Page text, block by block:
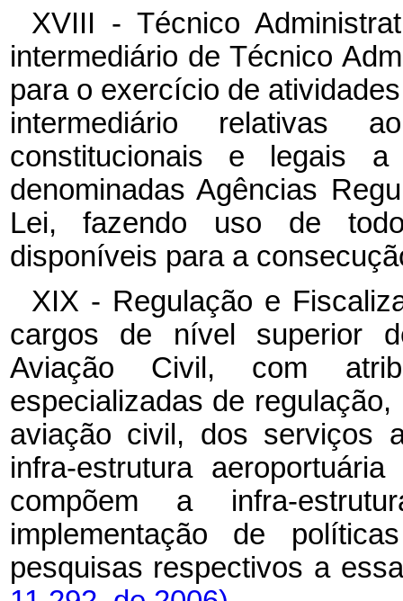
XVIII - Técnico
intermediário de Técnico
para o exercício de
intermediário relativas
constitucionais e legais
denominadas Agências
Lei, fazendo uso de
disponíveis para a
XIX - Regulação e
cargos de nível superior
Aviação Civil, com
especializadas de
aviação civil, dos serviços
infra-estrutura
compõem a infra-
implementação de
pesquisas respectivos a